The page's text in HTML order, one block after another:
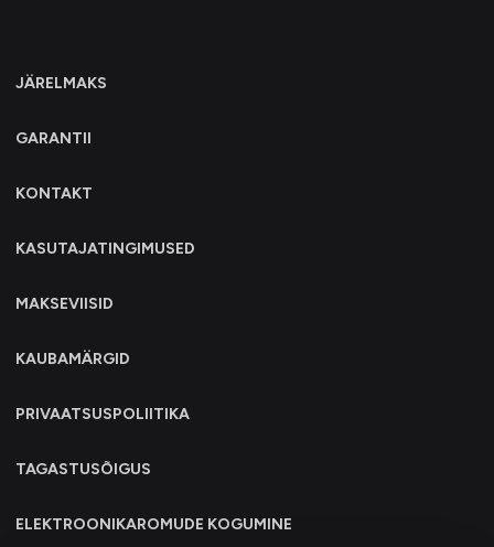
JÄRELMAKS
GARANTII
KONTAKT
KASUTAJATINGIMUSED
MAKSEVIISID
KAUBAMÄRGID
PRIVAATSUSPOLIITIKA
TAGASTUSÕIGUS
ELEKTROONIKAROMUDE KOGUMINE